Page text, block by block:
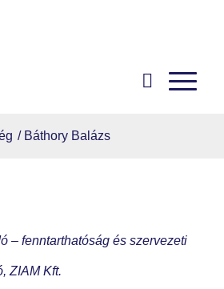
/ Báthory Balázs
– fenntarthatóság és szervezeti
ZIAM Kft.